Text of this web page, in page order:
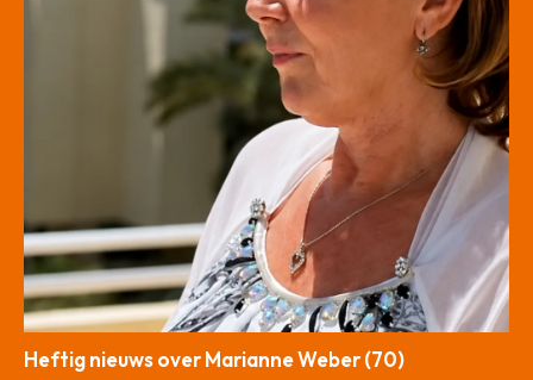
Heftig nieuws over Marianne Weber (70)